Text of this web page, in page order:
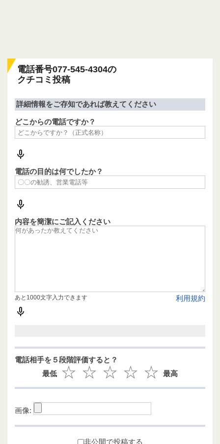
電話番号077-545-4304の
クチコミ投稿
詳細情報をご存知であれば教えてください
どこからの電話ですか？
電話の目的は何でしたか？
内容を簡潔にご記入ください
利用規約
あと1000文字入力できます
電話相手を５段階評価すると？
最低
最高
画像:
非公開で投稿する